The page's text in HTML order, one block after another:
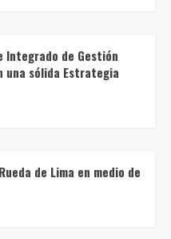
Integrado de Gestión
una sólida Estrategia
de Lima en medio de